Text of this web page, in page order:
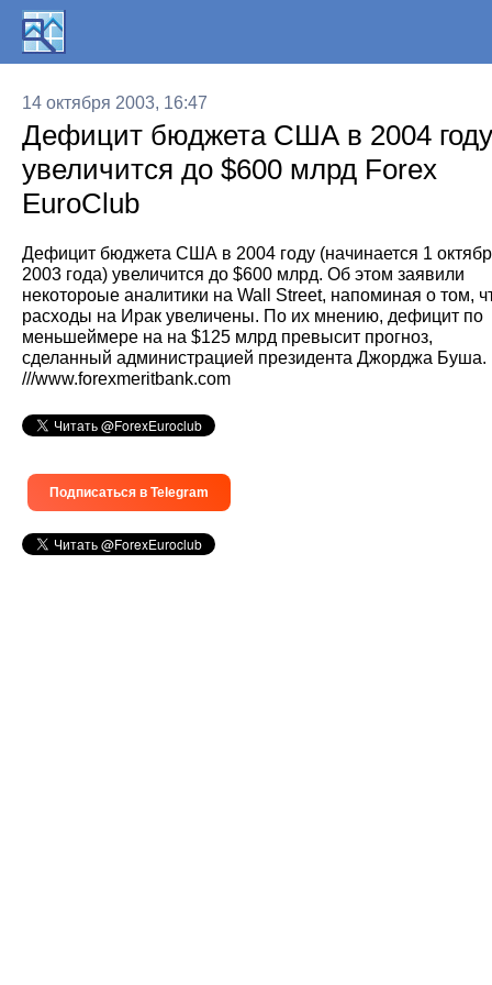
14 октября 2003, 16:47
Дефицит бюджета США в 2004 году
увеличится до $600 млрд Forex
EuroClub
Дефицит бюджета США в 2004 году (начинается 1
2003 года) увеличится до $600 млрд. Об этом заявили
некотороые аналитики на Wall Street, напоминая о том,
расходы на Ирак увеличены. По их мнению, дефицит по
меньшеймере на на $125 млрд превысит прогноз,
сделанный администрацией президента Джорджа Буша.
///www.forexmeritbank.com
Подписаться в Telegram